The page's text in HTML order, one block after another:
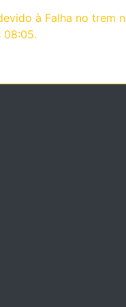
à Falha no trem
08:05.